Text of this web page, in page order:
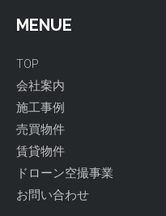
MENUE
TOP
会社案内
施工事例
売買物件
賃貸物件
ドローン空撮事業
お問い合わせ